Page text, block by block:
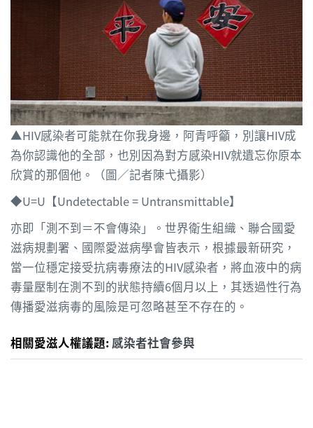
▲HIV感染者可能就在你我身邊，阿青呼籲，別讓HIV成
為你認識他的全部，也別因為對方感染HIV就遺忘你原本
欣賞的那個他。（圖／記者陳弋攝影）
◆U=U【Undetectable = Untransmittable】
亦即「測不到＝不會傳染」。世界衛生組織、聯合國愛
滋病規劃署、國際愛滋病學會皆表示，根據最新研究，
當一位穩定接受抗病毒療法的HIV感染者，將血液中的病
毒量壓制在測不到的狀態持續6個月以上，其透過性行為
傳播愛滋病毒的風險是可忽略甚至不存在的。
相關愛滋人權議題: 感染者社會參與